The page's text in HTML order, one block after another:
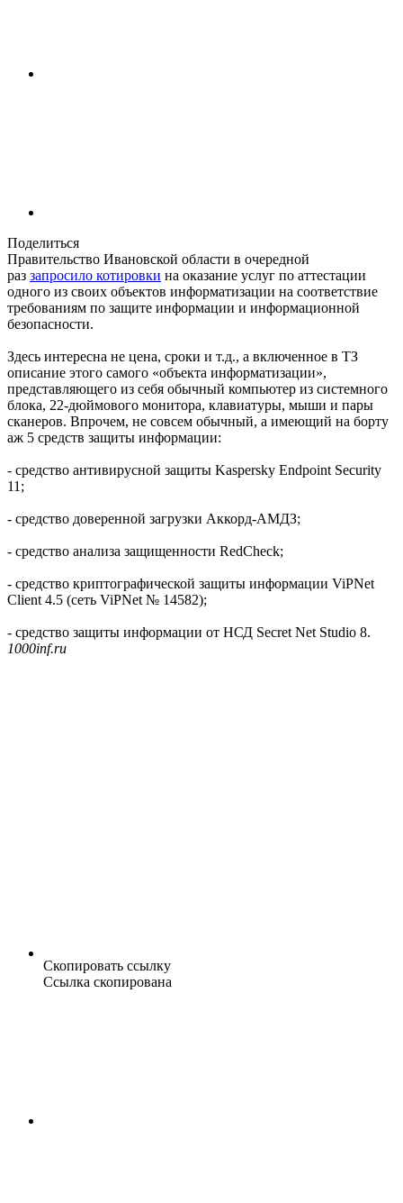
Поделиться
Правительство Ивановской области в очередной
раз запросило котировки на оказание услуг по аттестации
одного из своих объектов информатизации на соответствие
требованиям по защите информации и информационной
безопасности.
Здесь интересна не цена, сроки и т.д., а включенное в ТЗ
описание этого самого «объекта информатизации»,
представляющего из себя обычный компьютер из системного
блока, 22-дюймового монитора, клавиатуры, мыши и пары
сканеров. Впрочем, не совсем обычный, а имеющий на борту
аж 5 средств защиты информации:
- средство антивирусной защиты Kaspersky Endpoint Security
11;
- средство доверенной загрузки Аккорд-АМДЗ;
- средство анализа защищенности RedCheck;
- средство криптографической защиты информации ViPNet
Client 4.5 (сеть ViPNet № 14582);
- средство защиты информации от НСД Secret Net Studio 8.
1000inf.ru
Скопировать ссылку
Ссылка скопирована